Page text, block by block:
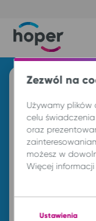
Znajdź
Z
Zezwól na
Używamy
celu świadczenia
oraz
możesz w
Więcej informacji
Ustawienia